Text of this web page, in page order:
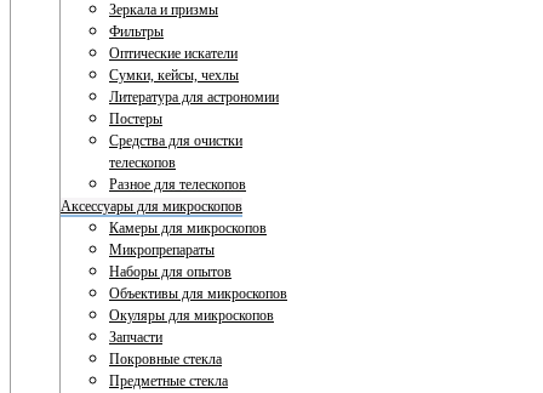
Зеркала и призмы
Фильтры
Оптические искатели
Сумки, кейсы, чехлы
Литература для астрономии
Постеры
Средства для очистки
телескопов
Разное для телескопов
Аксессуары для микроскопов
Камеры для микроскопов
Микропрепараты
Наборы для опытов
Объективы для микроскопов
Окуляры для микроскопов
Запчасти
Покровные стекла
Предметные стекла